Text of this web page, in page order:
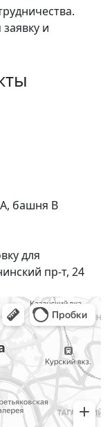
и
башня В
для
пр-т, 24